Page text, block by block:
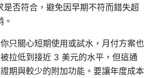
是否符合，避免因早期不符而錯失超
只關心短期使用或試水，月付方案也
拉低到接近 3 美元的水平，但這通
期與較少的附加功能。要讓年度成本